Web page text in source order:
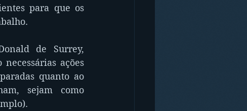
para que os
de Surrey,
ações
quanto ao
sejam como